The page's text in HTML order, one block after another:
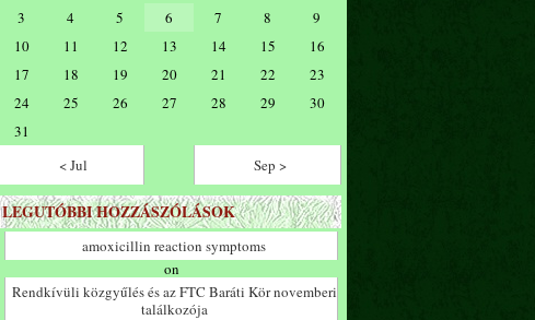
3
4 5 6 7 8
9
10
11 12 13 14 15
16
17
18 19 20 21 22
23
24
25 26 27 28 29
30
31
< Jul
Sep >
LEGUTÓBBI HOZZÁSZÓLÁSOK
amoxicillin reaction symptoms
on
Rendkívüli közgyűlés és az FTC Baráti Kör novemberi
találkozója